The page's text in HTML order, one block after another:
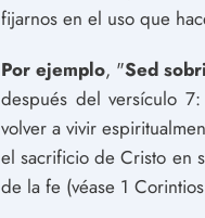
fijarnos en el uso que
Por ejemplo, "Sed
después del versículo
volver a vivir
el sacrificio de Cristo en
de la fe (véase 1